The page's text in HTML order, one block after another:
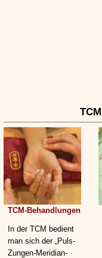
TCM
TCM-Behandlungen
In der TCM bedient
man sich der „Puls-
Zungen-Meridian-